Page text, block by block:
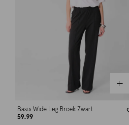
Basis Wide Leg Broek Zwart
59.99